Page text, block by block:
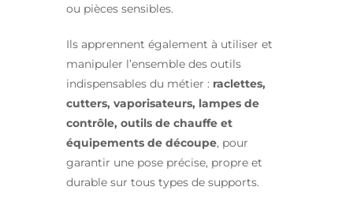
ou pièces sensibles.
Ils apprennent également à utiliser et
manipuler l’ensemble des outils
indispensables du métier : raclettes,
cutters, vaporisateurs, lampes de
contrôle, outils de chauffe et
équipements de découpe, pour
garantir une pose précise, propre et
durable sur tous types de supports.